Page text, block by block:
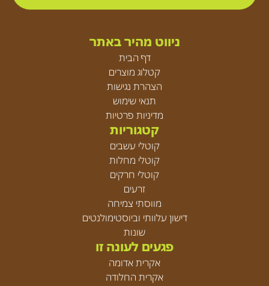
ניווט מהיר באתר
דף הבית
קטלוג מוצרים
הצהרת נגישות
תנאי שימוש
מדיניות פרטיות
קטגוריות
קוטלי עשבים
קוטלי מחלות
קוטלי חרקים
זרעים
מווסתי צמיחה
דישון עלוותי וביוסטימולנטים
שונות
פגעים לעונה זו
אקרית אדומה
אקרית החלודה